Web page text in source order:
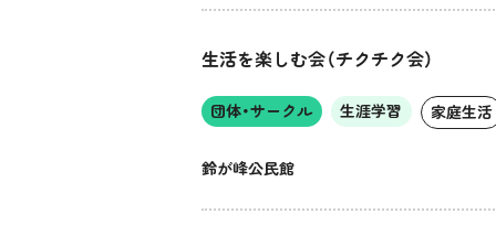
生活を楽しむ会（チクチク会）
団体・サークル 生涯学習 家庭生活
鈴が峰公民館